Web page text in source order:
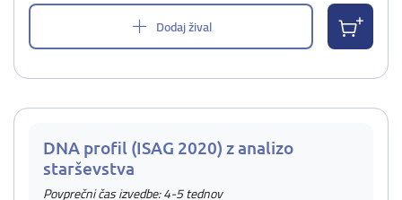
Dodaj žival
DNA profil (ISAG 2020) z analizo
starševstva
Povprečni čas izvedbe: 4-5 tednov